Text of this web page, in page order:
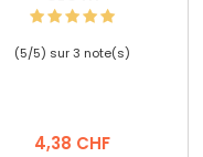
(5/5) sur3 note(s)
Prix
4,38 CHF